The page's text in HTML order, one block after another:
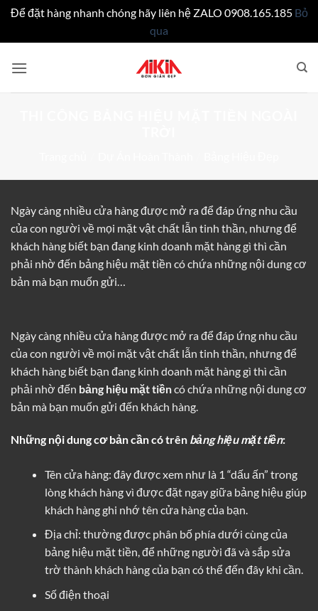
Để đặt hàng nhanh chóng hãy liên hệ ZALO 0908.165.185 Bỏ
qua
qua
Ngày càng nhiều cửa hàng được mở ra để đáp ứng nhu cầu
của con người về mọi mặt vật chất lẫn tinh thần, nhưng để
khách hàng biết bạn đang kinh doanh mặt hàng gì thì cần
phải nhờ đến bảng hiệu mặt tiền có chứa những nội dung cơ
bản mà bạn muốn gửi…
Ngày càng nhiều cửa hàng được mở ra để đáp ứng nhu cầu
của con người về mọi mặt vật chất lẫn tinh thần, nhưng để
khách hàng biết bạn đang kinh doanh mặt hàng gì thì cần
phải nhờ đến bảng hiệu mặt tiềncó chứa những nội dung cơ
bản mà bạn muốn gửi đến khách hàng.
Những nội dung cơ bản cần có trên bảng hiệumặt tiền:
Tên cửa hàng: đây được xem như là 1 “dấu ấn” trong
lòng khách hàng vì được đặt ngay giữa bảng hiệu giúp
khách hàng ghi nhớ tên cửa hàng của bạn.
Địa chỉ: thường được phân bố phía dưới cùng của
bảng hiệu mặt tiền, để những người đã và sắp sửa
trờ thành khách hàng của bạn có thể đến đây khi cần.
Số điện thoại